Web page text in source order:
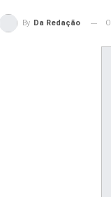
By Da Redação